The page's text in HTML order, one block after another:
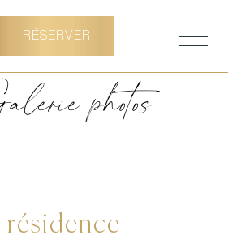
RÉSERVER
photos
résidence